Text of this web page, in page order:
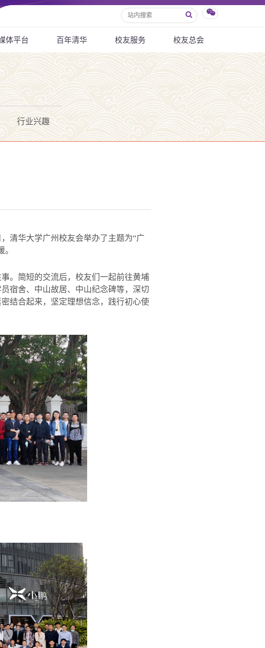
体平台 百年清华 校友服务 校友总会
行业兴趣
，清华大学广州校友会举办了主题为“广
。简短的交流后，校友们一起前往黄埔
宿舍、中山故居、中山纪念碑等，深切
结合起来，坚定理想信念，践行初心使